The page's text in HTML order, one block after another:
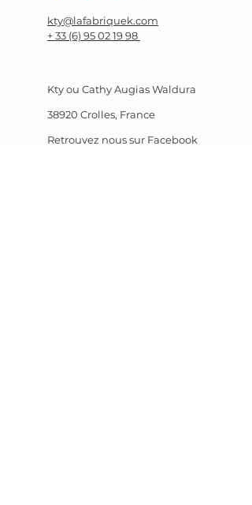
kty@lafabriquek.com
+ 33 (6) 95 02 19 98
Kty ou Cathy Augias Waldura
38920 Crolles, France
Retrouvez nous sur Facebook